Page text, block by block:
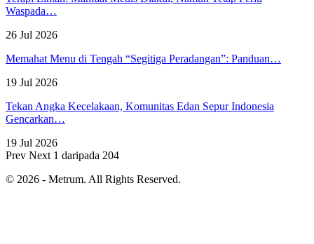
Waspada…
26 Jul 2026
Memahat Menu di Tengah “Segitiga Peradangan”: Panduan…
19 Jul 2026
Tekan Angka Kecelakaan, Komunitas Edan Sepur Indonesia
Gencarkan…
19 Jul 2026
Prev Next 1 daripada 204
© 2026 - Metrum. All Rights Reserved.